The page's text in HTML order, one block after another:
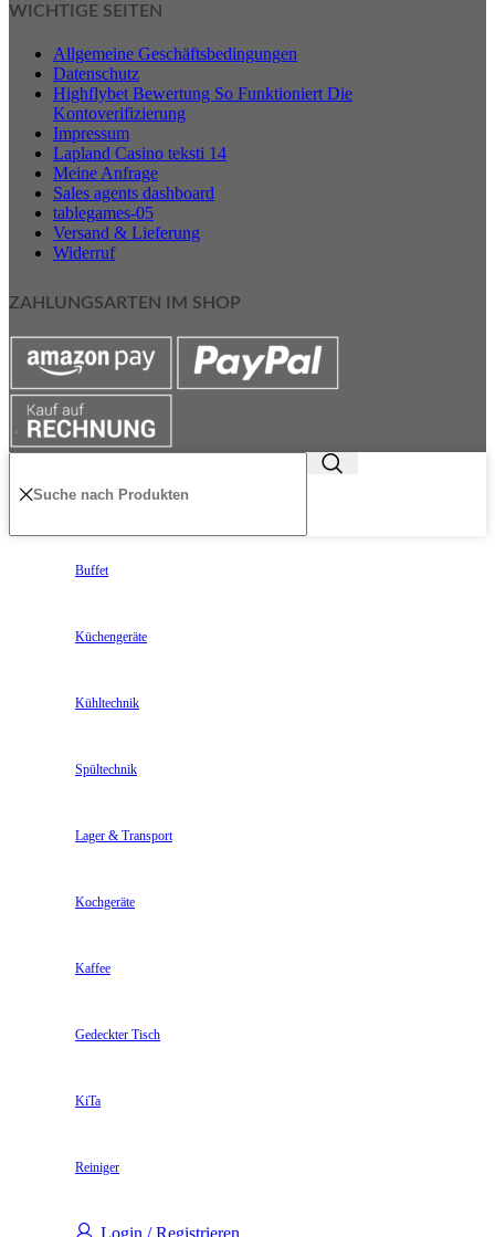
WICHTIGE SEITEN
Allgemeine Geschäftsbedingungen
Datenschutz
Highflybet Bewertung So Funktioniert Die
Kontoverifizierung
Impressum
Lapland Casino teksti 14
Meine Anfrage
Sales agents dashboard
tablegames-05
Versand & Lieferung
Widerruf
ZAHLUNGSARTEN IM SHOP
Buffet
Küchengeräte
Kühltechnik
Spültechnik
Lager & Transport
Kochgeräte
Kaffee
Gedeckter Tisch
KiTa
Reiniger